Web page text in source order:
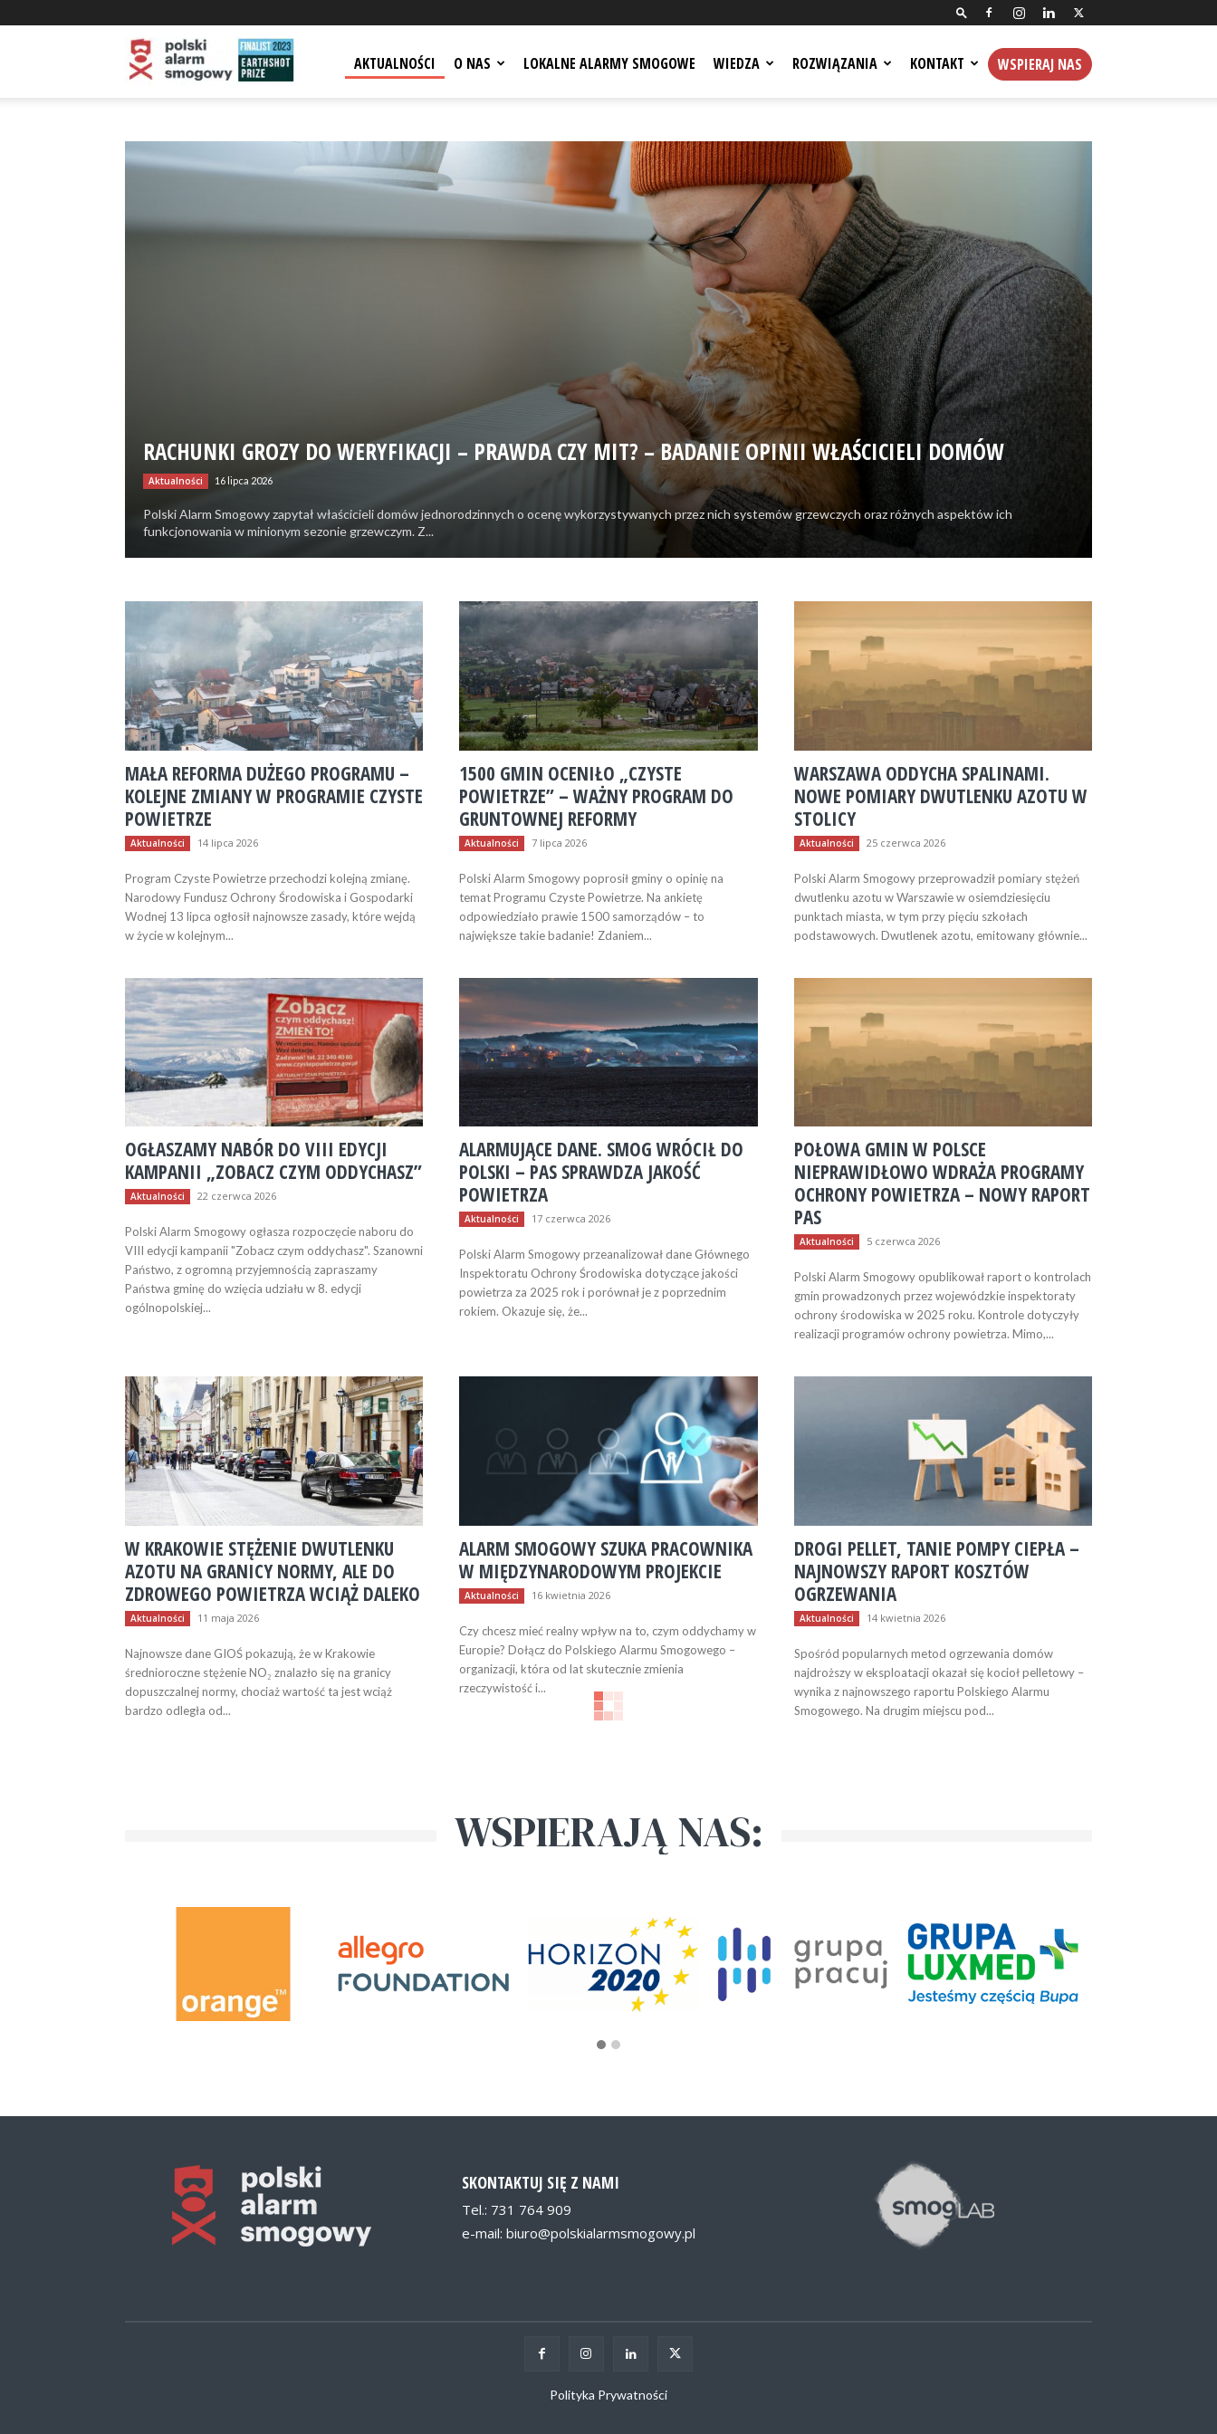
czyste
AKTUALNOŚCI O NAS LOKALNE ALARMY SMOGOWE WIEDZA ROZWIĄZANIA KONTAKT WSPIERAJ NAS
RACHUNKI GROZY DO WERYFIKACJI – PRAWDA CZY MIT? – BADANIE OPINII WŁAŚCICIELI DOMÓW
Aktualności 16 lipca 2026
Polski Alarm Smogowy zapytał właścicieli domów jednorodzinnych o ocenę wykorzystywanych przez nich systemów grzewczych oraz różnych aspektów ich
funkcjonowania w minionym sezonie grzewczym. Z...
MAŁA REFORMA DUŻEGO PROGRAMU –
KOLEJNE ZMIANY W PROGRAMIE CZYSTE
POWIETRZE
Aktualności 14 lipca 2026
Program Czyste Powietrze przechodzi kolejną zmianę.
Narodowy Fundusz Ochrony Środowiska i Gospodarki
Wodnej 13 lipca ogłosił najnowsze zasady, które wejdą
w życie w kolejnym...
1500 GMIN OCENIŁO „CZYSTE
POWIETRZE” – WAŻNY PROGRAM DO
GRUNTOWNEJ REFORMY
Aktualności 7 lipca 2026
Polski Alarm Smogowy poprosił gminy o opinię na
temat Programu Czyste Powietrze. Na ankietę
odpowiedziało prawie 1500 samorządów – to
największe takie badanie! Zdaniem...
WARSZAWA ODDYCHA SPALINAMI.
NOWE POMIARY DWUTLENKU AZOTU W
STOLICY
Aktualności 25 czerwca 2026
Polski Alarm Smogowy przeprowadził pomiary stężeń
dwutlenku azotu w Warszawie w osiemdziesięciu
punktach miasta, w tym przy pięciu szkołach
podstawowych. Dwutlenek azotu, emitowany głównie...
OGŁASZAMY NABÓR DO VIII EDYCJI
KAMPANII „ZOBACZ CZYM ODDYCHASZ”
Aktualności 22 czerwca 2026
Polski Alarm Smogowy ogłasza rozpoczęcie naboru do
VIII edycji kampanii "Zobacz czym oddychasz". Szanowni
Państwo, z ogromną przyjemnością zapraszamy
Państwa gminę do wzięcia udziału w 8. edycji
ogólnopolskiej...
ALARMUJĄCE DANE. SMOG WRÓCIŁ DO
POLSKI – PAS SPRAWDZA JAKOŚĆ
POWIETRZA
Aktualności 17 czerwca 2026
Polski Alarm Smogowy przeanalizował dane Głównego
Inspektoratu Ochrony Środowiska dotyczące jakości
powietrza za 2025 rok i porównał je z poprzednim
rokiem. Okazuje się, że...
POŁOWA GMIN W POLSCE
NIEPRAWIDŁOWO WDRAŻA PROGRAMY
OCHRONY POWIETRZA – NOWY RAPORT
PAS
Aktualności 5 czerwca 2026
Polski Alarm Smogowy opublikował raport o kontrolach
gmin prowadzonych przez wojewódzkie inspektoraty
ochrony środowiska w 2025 roku. Kontrole dotyczyły
realizacji programów ochrony powietrza. Mimo,...
W KRAKOWIE STĘŻENIE DWUTLENKU
AZOTU NA GRANICY NORMY, ALE DO
ZDROWEGO POWIETRZA WCIĄŻ DALEKO
Aktualności 11 maja 2026
Najnowsze dane GIOŚ pokazują, że w Krakowie
średnioroczne stężenie NO₂ znalazło się na granicy
dopuszczalnej normy, chociaż wartość ta jest wciąż
bardzo odległa od...
ALARM SMOGOWY SZUKA PRACOWNIKA
W MIĘDZYNARODOWYM PROJEKCIE
Aktualności 16 kwietnia 2026
Czy chcesz mieć realny wpływ na to, czym oddychamy w
Europie? Dołącz do Polskiego Alarmu Smogowego –
organizacji, która od lat skutecznie zmienia
rzeczywistość i...
DROGI PELLET, TANIE POMPY CIEPŁA –
NAJNOWSZY RAPORT KOSZTÓW
OGRZEWANIA
Aktualności 14 kwietnia 2026
Spośród popularnych metod ogrzewania domów
najdroższy w eksploatacji okazał się kocioł pelletowy –
wynika z najnowszego raportu Polskiego Alarmu
Smogowego. Na drugim miejscu pod...
WSPIERAJĄ NAS:
SKONTAKTUJ SIĘ Z NAMI
Tel.: 731 764 909
e-mail: biuro@polskialarmsmogowy.pl
Polityka Prywatności